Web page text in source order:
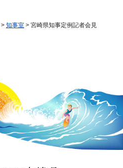
> 知事室 > 宮崎県知事定例記者会見